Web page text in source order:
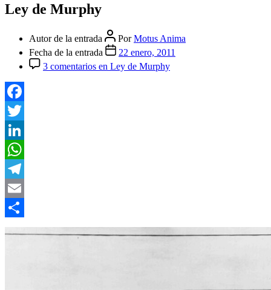
Ley de Murphy
Autor de la entrada PorMotus Anima
Fecha de la entrada
22 enero, 2011
3 comentarios en Ley de Murphy
Facebook
Twitter
LinkedIn
WhatsApp
Telegram
Email
Compartir